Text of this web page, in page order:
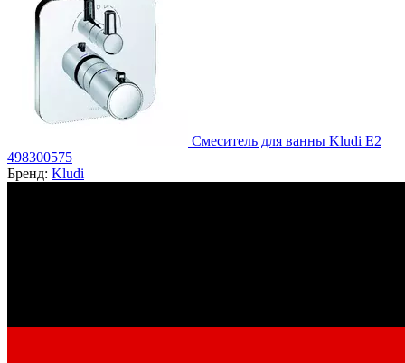
Смеситель для ванны Kludi E2
498300575
Бренд: Kludi